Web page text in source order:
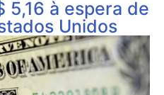
5,16 à espera de
Unidos